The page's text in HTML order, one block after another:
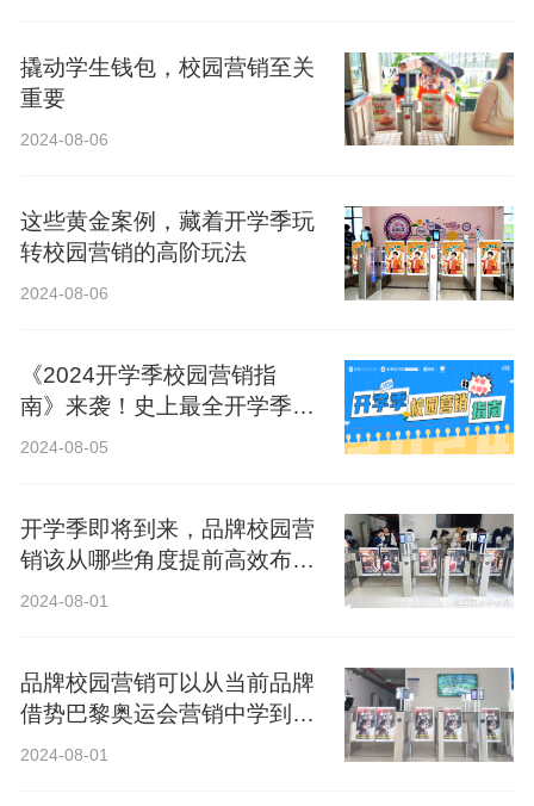
撬动学生钱包，校园营销至关
重要
2024-08-06
这些黄金案例，藏着开学季玩
转校园营销的高阶玩法
2024-08-06
《2024开学季校园营销指
南》来袭！史上最全开学季营
销攻略！
2024-08-05
开学季即将到来，品牌校园营
销该从哪些角度提前高效布
局？
2024-08-01
品牌校园营销可以从当前品牌
借势巴黎奥运会营销中学到什
么？
2024-08-01